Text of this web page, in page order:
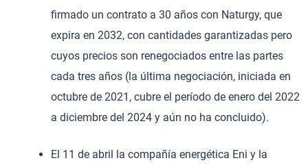
firmado un contrato a 30 años con Naturgy, que
expira en 2032, con cantidades garantizadas pero
cuyos precios son renegociados entre las partes
cada tres años (la última negociación, iniciada en
octubre de 2021, cubre el período de enero del 2022
a diciembre del 2024 y aún no ha concluido).
El 11 de abril la compañía energética Eni y la